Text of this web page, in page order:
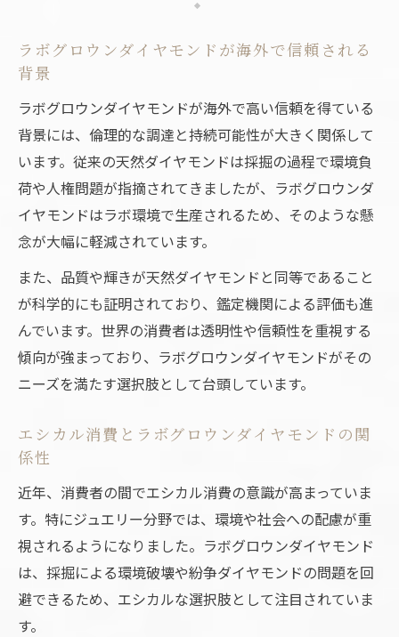
ラボグロウンダイヤモンドと天然ダイヤの
違いを解説
ラボグロウンダイヤモンドとサステナブル
な価値観
新しい選択肢としてのラボグロウンダイヤ
モンド
サステナブル消費に適したラボグロウンダ
イヤモンド
エシカル志向が選ぶラボグロウンダイヤモ
ンドとは
未来志向の人が支持するラボグロウンダイ
ヤモンド
ラボグロウンダイヤモンドなら環境面も安心
ド
可能性
環境にやさしいラボグロウンダイヤモンド
の特徴
サステナブルな指輪選びにラボグロウンダ
イヤモンド
ラボグロウンダイヤモンドが海外で信頼される
背景
ラボグロウンダイヤモンドが海外で高い信頼を得ている
背景には、倫理的な調達と持続可能性が大きく関係して
います。従来の天然ダイヤモンドは採掘の過程で環境負
荷や人権問題が指摘されてきましたが、ラボグロウンダ
イヤモンドはラボ環境で生産されるため、そのような懸
念が大幅に軽減されています。
また、品質や輝きが天然ダイヤモンドと同等であること
が科学的にも証明されており、鑑定機関による評価も進
んでいます。世界の消費者は透明性や信頼性を重視する
傾向が強まっており、ラボグロウンダイヤモンドがその
ニーズを満たす選択肢として台頭しています。
エシカル消費とラボグロウンダイヤモンドの関
係性
近年、消費者の間でエシカル消費の意識が高まっていま
す。特にジュエリー分野では、環境や社会への配慮が重
視されるようになりました。ラボグロウンダイヤモンド
は、採掘による環境破壊や紛争ダイヤモンドの問題を回
避できるため、エシカルな選択肢として注目されていま
す。